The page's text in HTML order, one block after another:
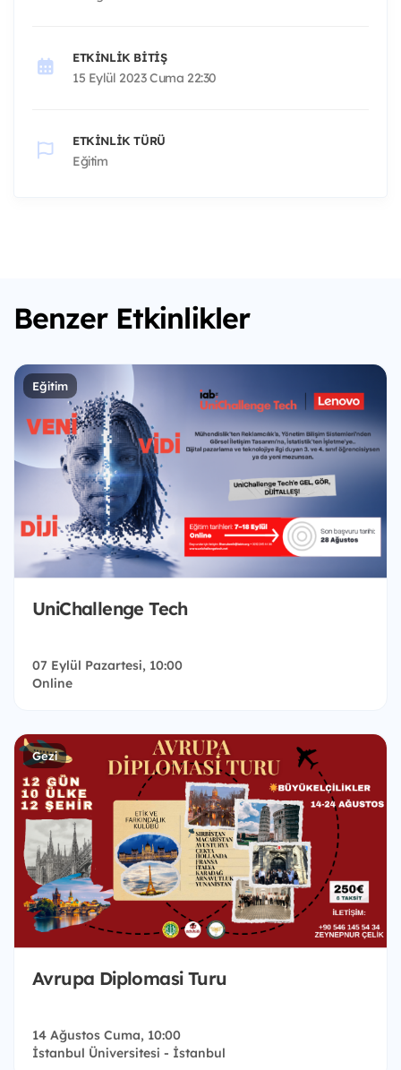
ETKINLIK BITIŞ
15 Eylül 2023 Cuma 22:30
ETKINLIK TÜRÜ
Eğitim
Benzer Etkinlikler
Eğitim
UniChallenge Tech
07 Eylül Pazartesi, 10:00
Online
Gezi
Avrupa Diplomasi Turu
14 Ağustos Cuma, 10:00
İstanbul Üniversitesi - İstanbul